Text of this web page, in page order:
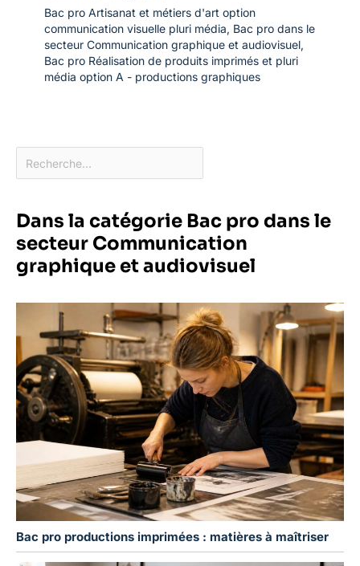
Bac pro Artisanat et métiers d'art option
communication visuelle pluri média, Bac pro dans le
secteur Communication graphique et audiovisuel,
Bac pro Réalisation de produits imprimés et pluri
média option A - productions graphiques
Dans la catégorie Bac pro dans le
secteur Communication
graphique et audiovisuel
Bac pro productions imprimées : matières à maîtriser